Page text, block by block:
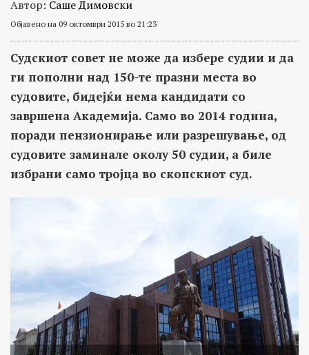
Автор: Саше Димовски
Објавено на 09 октомври 2015 во 21:23
Судскиот совет не може да избере судии и да
ги пополни над 150-те празни места во
судовите, бидејќи нема кандидати со
завршена Академија. Само во 2014 година,
поради пензионирање или разрешување, од
судовите заминале околу 50 судии, а биле
избрани само тројца во скопскиот суд.